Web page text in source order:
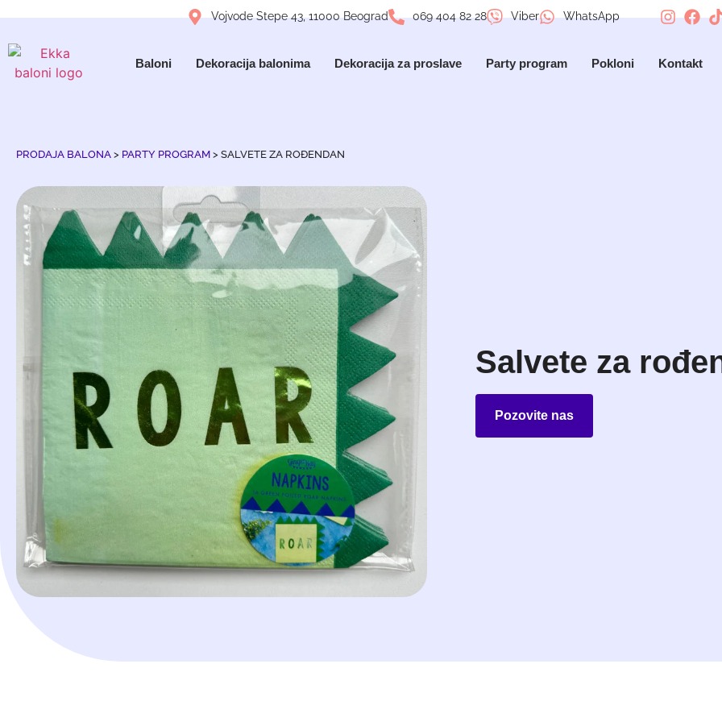
Vojvode Stepe 43, 11000 Beograd 069 404 82 28 Viber WhatsApp
Baloni Dekoracija balonima Dekoracija za proslave Party program Pokloni Kontakt
PRODAJA BALONA > PARTY PROGRAM > SALVETE ZA ROĐENDAN
Salvete za
Pozovite nas